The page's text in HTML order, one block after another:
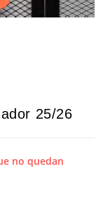
25/26
no quedan